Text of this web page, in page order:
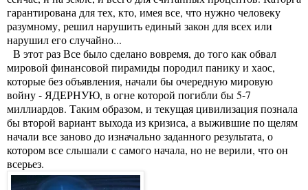
гарантирована для тех, кто, имея все, что нужно человеку
разумному, решил нарушить единый закон для всех или
нарушил его случайно...
В этот раз Все было сделано вовремя, до того как обвал
мировой финансовой пирамиды породил панику и хаос,
которые без объявления, начали бы очередную мировую
войну - ЯДЕРНУЮ, в огне которой погибли бы 5-7
миллиардов. Таким образом, и текущая цивилизация познала
бы второй вариант выхода из кризиса, а выжившие по щелям
начали все заново до изначально заданного результата, о
котором все слышали с самого начала, но не верили, что он
всерьез.